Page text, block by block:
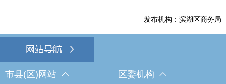
发布机构：滨湖区商务局
市县(区)网站 区委机构